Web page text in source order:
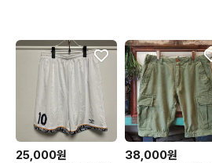
25,000원 38,000원